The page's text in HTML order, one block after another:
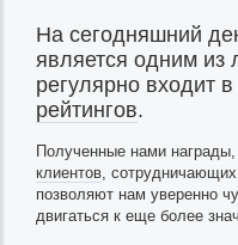
На сегодняшний
является одним из
регулярно входит в
рейтингов.
Полученные нами
клиентов,
позволяют нам уверенно
двигаться к еще более